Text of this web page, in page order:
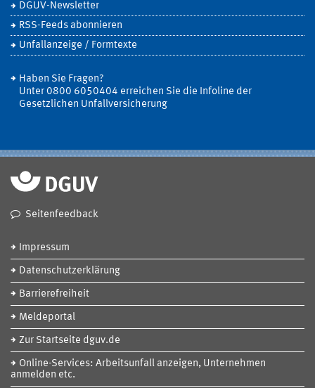
DGUV-Newsletter
RSS-Feeds abonnieren
Unfallanzeige / Formtexte
Haben Sie Fragen?
Unter 0800 6050404 erreichen Sie die Infoline der
Gesetzlichen Unfallversicherung
Seitenfeedback
Impressum
Datenschutzerklärung
Barrierefreiheit
Meldeportal
Zur Startseite dguv.de
Online-Services: Arbeitsunfall anzeigen, Unternehmen
anmelden etc.